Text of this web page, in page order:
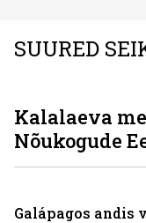
SUURED
Kalalaeva
Nõukogude
Galápagos andis